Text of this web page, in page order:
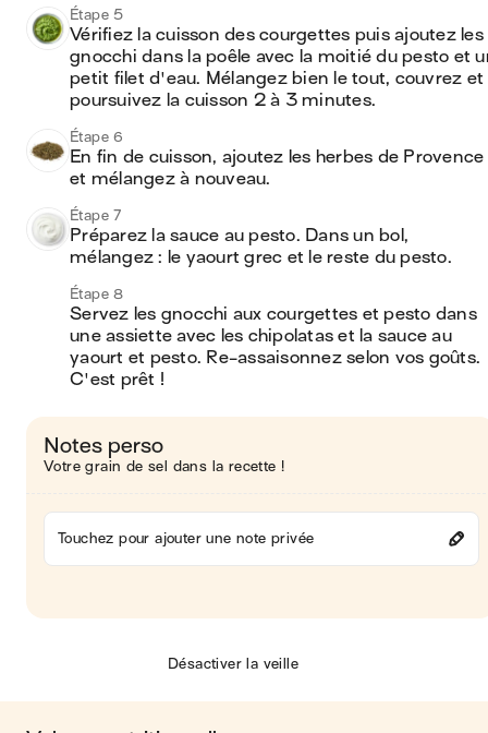
Étape 5
Vérifiez la cuisson des courgettes puis ajoutez les
gnocchi dans la poêle avec la moitié du pesto et
petit filet d'eau. Mélangez bien le tout, couvrez et
poursuivez la cuisson 2 à 3 minutes.
Étape 6
En fin de cuisson, ajoutez les herbes de Provence
et mélangez à nouveau.
Étape 7
Préparez la sauce au pesto. Dans un bol,
mélangez : le yaourt grec et le reste du pesto.
Étape 8
Servez les gnocchi aux courgettes et pesto dans
une assiette avec les chipolatas et la sauce au
yaourt et pesto. Re-assaisonnez selon vos goûts.
C'est prêt !
Notes perso
Votre grain de sel dans la recette !
Touchez pour ajouter une note privée
Désactiver la veille